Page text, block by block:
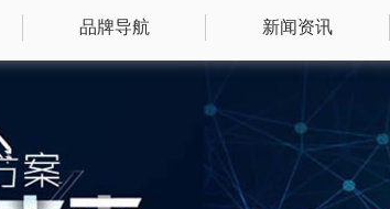
品牌导航 新闻资讯